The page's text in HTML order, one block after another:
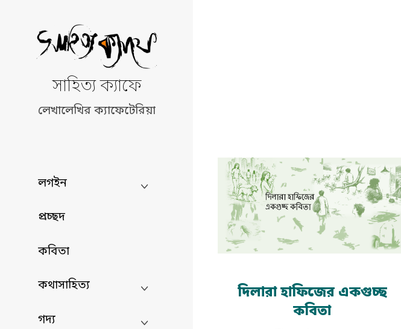
content
সাহিত্য ক্যাফে
লেখালেখির ক্যাফেটেরিয়া
লগইন
প্রচ্ছদ
কবিতা
কথাসাহিত্য
গদ্য
দিলারা হাফিজের একগুচ্ছ
কবিতা